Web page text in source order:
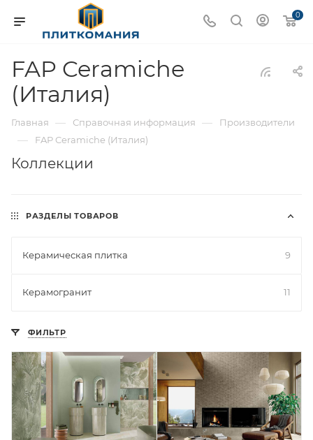
0
FAP Ceramiche
(Италия)
Главная — Справочная информация — Производители
— FAP Ceramiche (Италия)
Коллекции
РАЗДЕЛЫ ТОВАРОВ
Керамическая плитка 9
Керамогранит 11
ФИЛЬТР